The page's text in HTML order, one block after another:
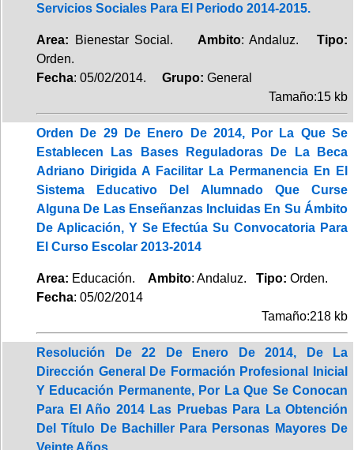
Servicios Sociales Para El Periodo 2014-2015.
Area: Bienestar Social. Ambito: Andaluz.Tipo:
Orden.
Fecha: 05/02/2014. Grupo: General
Tamaño:15 kb
Orden De 29 De Enero De 2014, Por La Que Se
Establecen Las Bases Reguladoras De La Beca
Adriano Dirigida A Facilitar La Permanencia En El
Sistema Educativo Del Alumnado Que Curse
Alguna De Las Enseñanzas Incluidas En Su Ámbito
De Aplicación, Y Se Efectúa Su Convocatoria Para
El Curso Escolar 2013-2014
Area: Educación. Ambito: Andaluz. Tipo: Orden.
Fecha: 05/02/2014
Tamaño:218 kb
Resolución De 22 De Enero De 2014, De La
Dirección General De Formación Profesional Inicial
Y Educación Permanente, Por La Que Se Conocan
Para El Año 2014 Las Pruebas Para La Obtención
Del Título De Bachiller Para Personas Mayores De
Veinte Años